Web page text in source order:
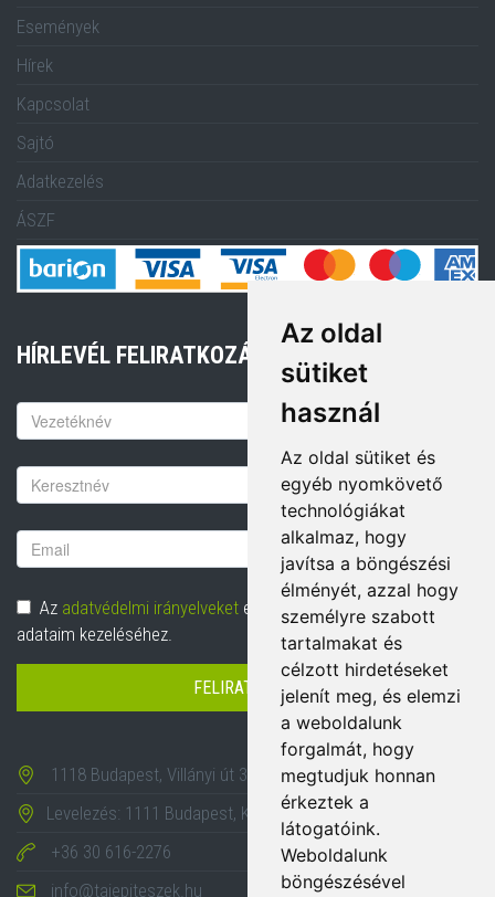
Az oldal
sütiket
használ
Az oldal sütiket és
egyéb nyomkövető
technológiákat
alkalmaz, hogy
javítsa a böngészési
élményét, azzal hogy
személyre szabott
tartalmakat és
célzott hirdetéseket
jelenít meg, és elemzi
a weboldalunk
forgalmát, hogy
megtudjuk honnan
érkeztek a
látogatóink.
Weboldalunk
böngészésével
Események
Hírek
Kapcsolat
Sajtó
Adatkezelés
ÁSZF
HÍRLEVÉL FELIRATKOZÁS
Keresztnév
Vezetéknév
Email
cím
Adatvédelem
Az adatvédelmi irányelveket elolvastam és hozzájárulok
adataim kezeléséhez.
FELIRATKOZÁS
1118 Budapest, Villányi út 35-43.
Levelezés: 1111 Budapest, Karinthy Frigyes út 24.
+36 30 616-2276
info@tajepiteszek.hu